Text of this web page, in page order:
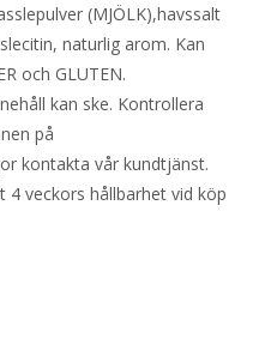
(MJÖLK),havssalt
naturlig arom. Kan
och GLUTEN.
kan ske. Kontrollera
på
kontakta vår kundtjänst.
veckors hållbarhet vid köp